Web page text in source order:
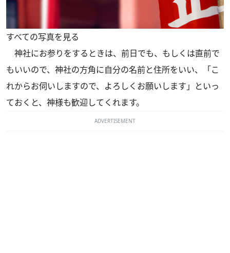
すべての写真を見る
神社にお参りをするときは、前日でも、もしくは直前で
もいいので、神社の方角に自分の名前と住所をいい、「こ
れからお伺いしますので、よろしくお願いします」といっ
ておくと、神様も歓迎してくれます。
ADVERTISEMENT